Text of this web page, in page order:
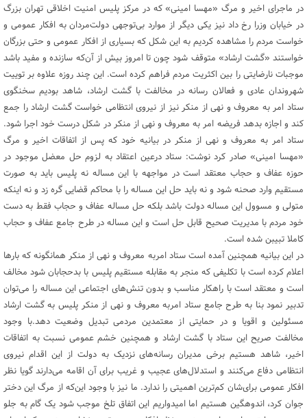
در ماجرای اخیر و مرگ «مهسا امینی» که در مرکز پلیس امنیت اخلاقی تهران بزرگ
در خیابان وزرا رخ داد نیز یکی دیگر از موارد بی‌توجهی دولت‌مردان به افکار عمومی و
خواست مردم را مشاهده کردیم به این شکل که بسیاری از افکار عمومی و حتی بزرگان
خواستند «گشت ارشاد» متوقف شود چون تا امروز بیش از آن‌که سازنده و مفید باشد
موجبات نارضایتی را بین اکثریت مردم فراهم کرده است. این چند روزه علاوه بر توییت
شهروندان عادی و فعالان رسانه در مخالفت با گشت ارشاد، شاهد بودیم سخنگوی
ستاد امر به معروف و نهی از منکر نیز از نیروی انتظامی خواست گشت ارشاد را جمع
کند و اجازه بدهد فریضه امر به معروف و نهی از منکر در شکل درست خود اجرا شود.
ستاد امر به معروف و نهی از منکر در بیانیه خود که پس از اتفاقات اخیر و مرگ
«مهسا امینی» صادر کرد نوشت: ستاد درعین اعتقاد به لزوم حل معضل موجود در
حوزه عفاف و حجاب معتقد است در مواجهه با این مساله نه پلیس باید به صورت
مستقیم وارد صحنه شود و نه باید حل این مساله را با محاکم قضایی گره زد و نه اینکه
متولی و مسوول این مساله دولت باشد بلکه حل مساله عفاف و حجاب فقط به دست
خود مردم با مدیریت صحیح قابل حل است و این مساله در طرح جامع عفاف و حجاب
کاملا تبیبن شده است.
در این بیانیه همچنین آمده است ستاد امربه معروف و نهی از منکر همانگونه که بار‌ها
اعلام کرده است با تکلیفی که منجر به مقابله مستقیم پلیس با بدحجابان شود مخالف
است و معتقد است با راهکار مناسب و بدون تنش‌های اجتماعی این مساله را می‌توان
تدبیر نمود بنا به طرح جامع ستاد امربه معروف و نهی از منکر پلیس به گشت ارشاد
مسئولین و اقویا و در حمایتی از معتمدین مردمی تبدیل وضعیت دهد.با وجود
مخالفت صریح این ستاد با گشت ارشاد و همچنین خشم عمومی نسبت به اتفاقات
اخیر، شاهد هستیم برخی مدیران رسانه‌های نزدیک به دولت از این اقدام نیروی
انتظامی دفاع می‌کنند و استدلال‌های عجیب و غریب برای آن اقامه می‌دارند گویا نظر
افکار عمومی برای‌شان کم‌ترین اهمیتی را ندارد. ما نیز با وجود این‌که از مرگ این دختر
جوان کرد، اندوهگین هستیم اما امیدواریم این اتفاق تلخ موجب شود یک گام به جلو